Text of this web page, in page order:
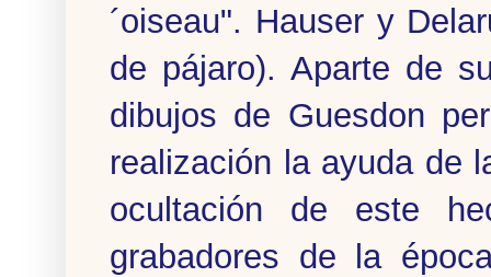
´oiseau". Hauser y
de pájaro). Aparte de
dibujos de Guesdon
realización la ayuda de
ocultación de este
grabadores de la